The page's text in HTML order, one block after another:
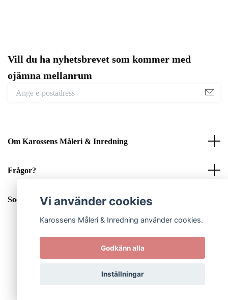
Vill du ha nyhetsbrevet som kommer med
ojämna mellanrum
Om Karossens Måleri & Inredning
Frågor?
Sociala medier
© 2026 Karossens Måleri & Inredning
Vi använder cookies
Karossens Måleri & Inredning använder cookies.
Godkänn alla
Inställningar